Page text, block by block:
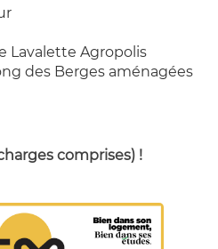
Lavalette Agropolis
des Berges aménagées
comprises) !